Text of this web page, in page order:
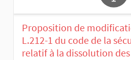
Proposition de
L.212-1 du code de la
relatif à la dissolution